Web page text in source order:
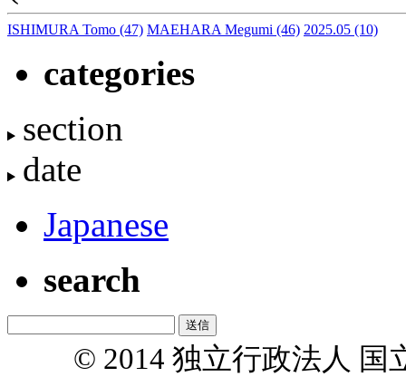
ISHIMURA Tomo (47) MAEHARA Megumi (46) 2025.05 (10)
categories
section
date
Japanese
search
© 2014 独立行政法人 国